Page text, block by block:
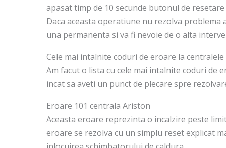
apasat timp de 10 secunde butonul de
Daca aceasta operatiune nu rezolva
una permanenta si va fi nevoie de o alta
Cele mai intalnite coduri de eroare la
Am facut o lista cu cele mai intalnite coduri de
incat sa aveti un punct de plecare spre
Eroare 101 centrala Ariston
Aceasta eroare reprezinta o incalzire peste
eroare se rezolva cu un simplu reset explicat